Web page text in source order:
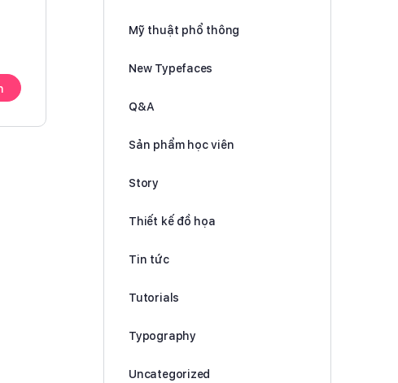
Mỹ thuật phổ thông
New Typefaces
Q&A
Sản phẩm học viên
Story
Thiết kế đồ họa
Tin tức
Tutorials
Typography
Uncategorized